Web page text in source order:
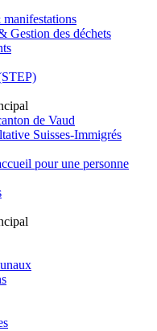
Gestion des déchets
de Vaud
Suisses-Immigrés
pour une personne